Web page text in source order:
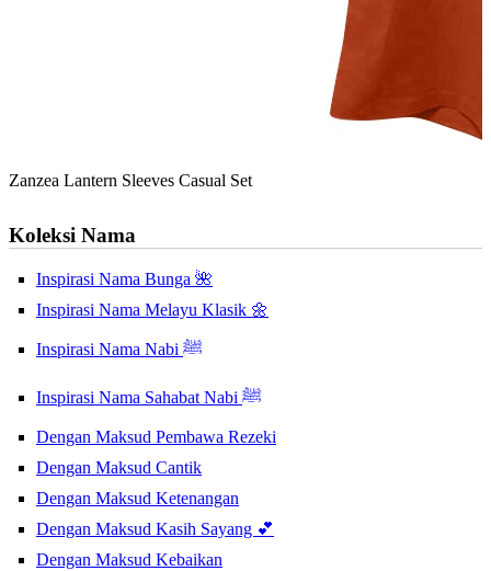
Zanzea Lantern Sleeves Casual Set
Koleksi Nama
Inspirasi Nama Bunga 🌺
Inspirasi Nama Melayu Klasik 🌼
Inspirasi Nama Nabi ﷺ
Inspirasi Nama Sahabat Nabi ﷺ
Dengan Maksud Pembawa Rezeki
Dengan Maksud Cantik
Dengan Maksud Ketenangan
Dengan Maksud Kasih Sayang 💕
Dengan Maksud Kebaikan